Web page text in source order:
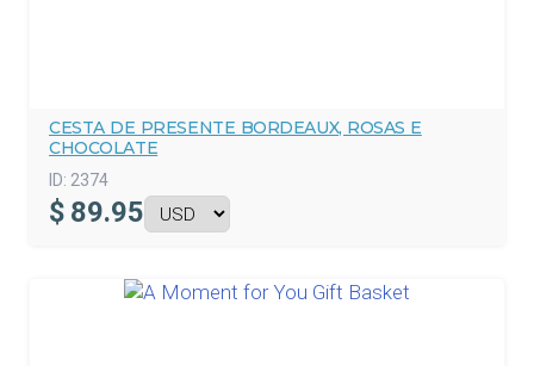
CESTA DE PRESENTE BORDEAUX, ROSAS E
CHOCOLATE
ID: 2374
$ 89.95